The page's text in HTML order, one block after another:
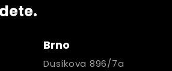
Brno
Dusíkova 896/7a